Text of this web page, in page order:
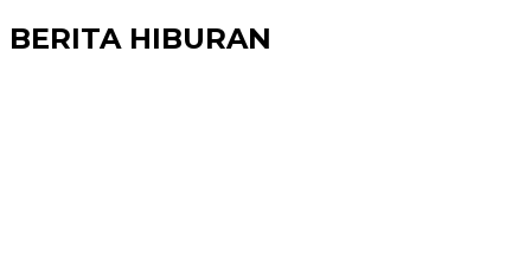
BERITA HIBURAN